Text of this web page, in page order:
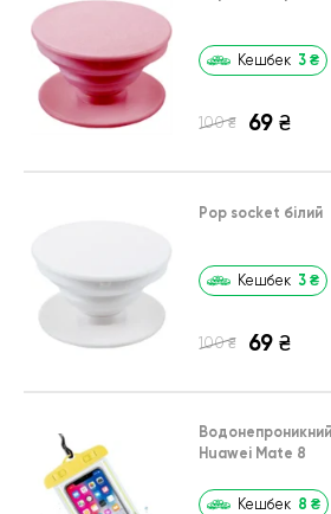
Кешбек 3 ₴
100 ₴ 69 ₴
Pop socket білий
Кешбек 3 ₴
100 ₴ 69 ₴
Huawei Mate 8
Кешбек 8 ₴